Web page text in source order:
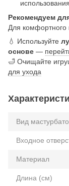
использования.
Рекомендуем
Для комфортного
💧 Используйте
основе —
🛁 Очищайте
для ухода
Вид
Входное
Материал
Длина (см)